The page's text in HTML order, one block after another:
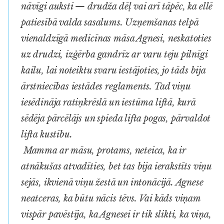
nāvīgi auksti — drudža dēļ vai arī tāpēc, ka ellē
patiesībā valda sasalums. Uzņemšanas telpā
vienaldzīgā medicīnas māsa Agnesi, neskatoties
uz drudzi, izģērba gandrīz ar varu teju pilnīgi
kailu, lai noteiktu svaru iestājoties, jo tāds bija
ārstniecības iestādes reglaments. Tad viņu
iesēdināja ratiņkrēslā un iestūma liftā, kurā
sēdēja pārcēlājs un spieda lifta pogas, pārvaldot
lifta kustību.
Mamma ar māsu, protams, neteica, ka ir
atnākušas atvadīties, bet tas bija ierakstīts viņu
sejās, ikvienā viņu žestā un intonācijā. Agnese
neatceras, ka būtu nācis tēvs. Vai kāds viņam
vispār pavēstīja, ka Agnesei ir tik slikti, ka viņa,